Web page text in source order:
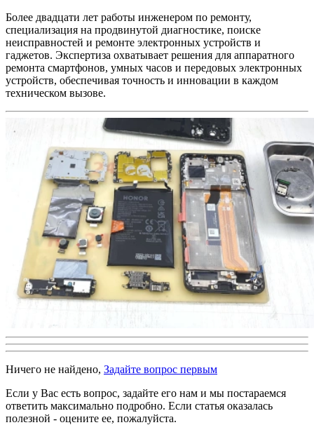
Более двадцати лет работы инженером по ремонту,
специализация на продвинутой диагностике, поиске
неисправностей и ремонте электронных устройств и
гаджетов. Экспертиза охватывает решения для аппаратного
ремонта смартфонов, умных часов и передовых электронных
устройств, обеспечивая точность и инновации в каждом
техническом вызове.
Ничего не найдено, Задайте вопрос первым
Если у Вас есть вопрос, задайте его нам и мы постараемся
ответить максимально подробно. Если статья оказалась
полезной - оцените ее, пожалуйста.